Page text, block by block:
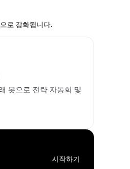
로 강화됩니다.
봇으로 전략 자동화 및
시작하기